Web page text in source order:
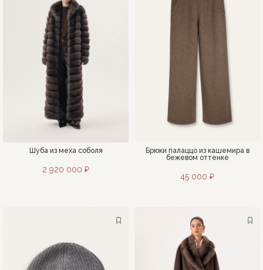
Шуба из меха соболя
2 920 000 ₽
Брюки палаццо из кашемира в
бежевом оттенке
45 000 ₽